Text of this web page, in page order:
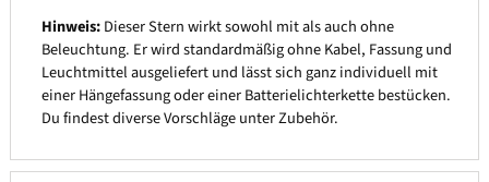
Hinweis:Dieser Stern wirkt sowohl mit als auch ohne
Beleuchtung. Er wird standardmäßig ohne Kabel, Fassung und
Leuchtmittel ausgeliefert und lässt sich ganz individuell mit
einer Hängefassung oder einer Batterielichterkette bestücken.
Du findest diverse Vorschläge unter Zubehör.